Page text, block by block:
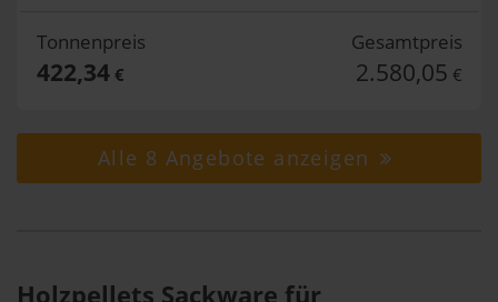
Tonnenpreis
422,34€
Gesamtpreis
2.580,05 €
Alle 8 Angebote anzeigen
Holzpellets Sackware für